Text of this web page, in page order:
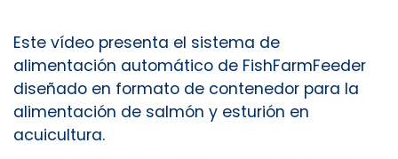
Este vídeo presenta el sistema de
alimentación automático de FishFarmFeeder
diseñado en formato de contenedor para la
alimentación de salmón y esturión en
acuicultura.